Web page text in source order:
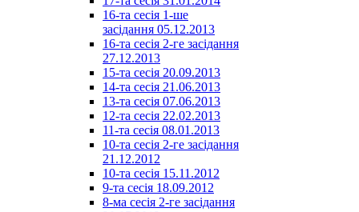
16-та сесія 1-ше
засідання 05.12.2013
16-та сесія 2-ге засідання
27.12.2013
15-та сесія 20.09.2013
14-та сесія 21.06.2013
13-та сесія 07.06.2013
12-та сесія 22.02.2013
11-та сесія 08.01.2013
10-та сесія 2-ге засідання
21.12.2012
10-та сесія 15.11.2012
9-та сесія 18.09.2012
8-ма сесія 2-ге засідання